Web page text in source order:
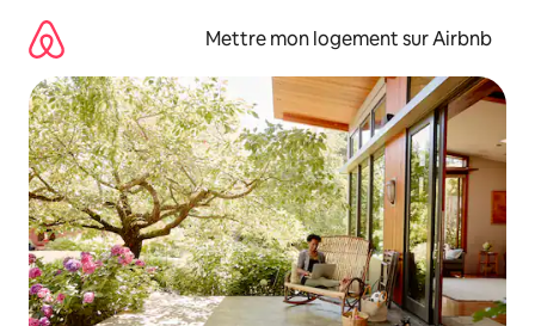
directement
contenu
Mettre mon logement sur Airbnb